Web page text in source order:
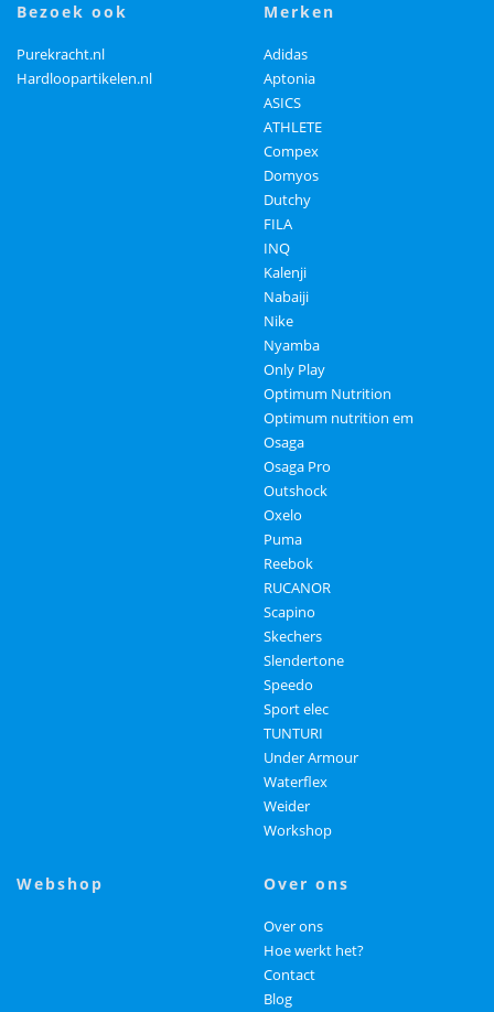
bezoek ook
Purekracht.nl
Hardloopartikelen.nl
merken
Adidas
Aptonia
ASICS
ATHLETE
Compex
Domyos
Dutchy
FILA
INQ
Kalenji
Nabaiji
Nike
Nyamba
Only Play
Optimum Nutrition
Optimum nutrition em
Osaga
Osaga Pro
Outshock
Oxelo
Puma
Reebok
RUCANOR
Scapino
Skechers
Slendertone
Speedo
Sport elec
TUNTURI
Under Armour
Waterflex
Weider
Workshop
webshop over ons
Over ons
Hoe werkt het?
Contact
Blog